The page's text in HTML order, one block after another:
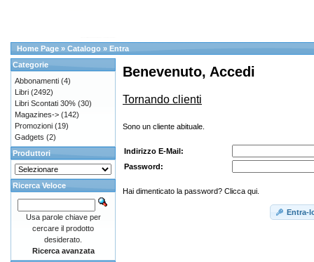
Home Page » Catalogo » Entra
Benevenuto, Accedi
Tornando clienti
Sono un cliente abituale.
Indirizzo E-Mail:
Password:
Hai dimenticato la password? Clicca qui.
Entra-
Categorie
Abbonamenti (4)
Libri (2492)
Libri Scontati 30% (30)
Magazines-> (142)
Promozioni (19)
Gadgets (2)
Produttori
Ricerca Veloce
Usa parole chiave per
cercare il prodotto
desiderato.
Ricerca avanzata